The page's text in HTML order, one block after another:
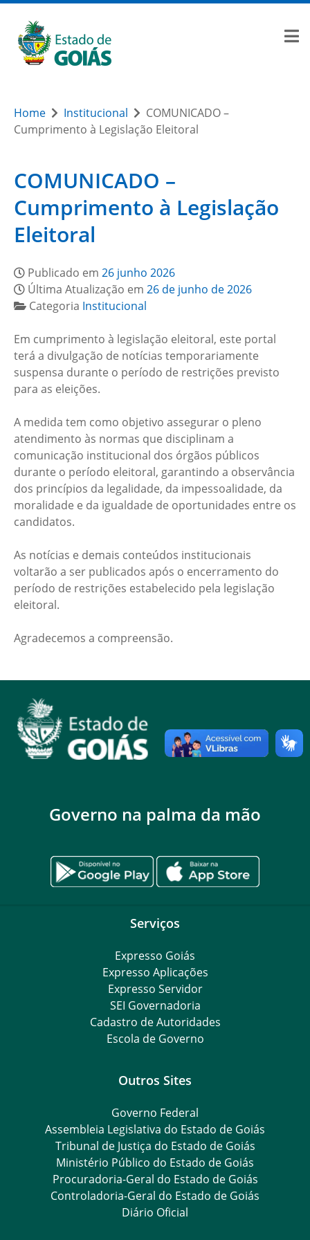
Home Institucional
COMUNICADO –
Cumprimento à Legislação Eleitoral
COMUNICADO –
Cumprimento à Legislação
Eleitoral
Publicado em 26 junho 2026
Última Atualização em 26 de junho de 2026
Categoria Institucional
Em cumprimento à legislação eleitoral, este portal
terá a divulgação de notícias temporariamente
suspensa durante o período de restrições previsto
para as eleições.
A medida tem como objetivo assegurar o pleno
atendimento às normas que disciplinam a
comunicação institucional dos órgãos públicos
durante o período eleitoral, garantindo a observância
dos princípios da legalidade, da impessoalidade, da
moralidade e da igualdade de oportunidades entre os
candidatos.
As notícias e demais conteúdos institucionais
voltarão a ser publicados após o encerramento do
período de restrições estabelecido pela legislação
eleitoral.
Agradecemos a compreensão.
Governo na palma da mão
Serviços
Expresso Goiás
Expresso Aplicações
Expresso Servidor
SEI Governadoria
Cadastro de Autoridades
Escola de Governo
Outros Sites
Governo Federal
Assembleia Legislativa do Estado de Goiás
Tribunal de Justiça do Estado de Goiás
Ministério Público do Estado de Goiás
Procuradoria-Geral do Estado de Goiás
Controladoria-Geral do Estado de Goiás
Diário Oficial